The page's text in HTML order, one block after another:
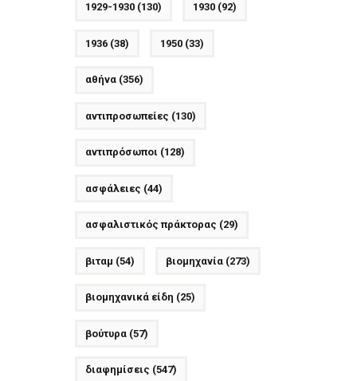
1929-1930(130) 1930(92)
1936(38) 1950(33)
αθήνα(356)
αντιπροσωπείες (130)
αντιπρόσωποι (128)
ασφάλειες (44)
ασφαλιστικός πράκτορας (29)
βιταμ (54) βιομηχανία(273)
βιομηχανικά είδη (25)
βούτυρα(57)
διαφημίσεις (547)